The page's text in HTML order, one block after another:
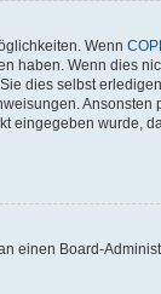
Wenn
haben. Wenn dies
dies selbst
Ansonsten
eingegeben wurde,
einen Board-